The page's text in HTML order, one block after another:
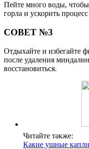
Пейте много воды,
горла и ускорить
СОВЕТ №3
Отдыхайте и избегайте
после удаления
восстановиться.
Читайте также:
Какие ушные